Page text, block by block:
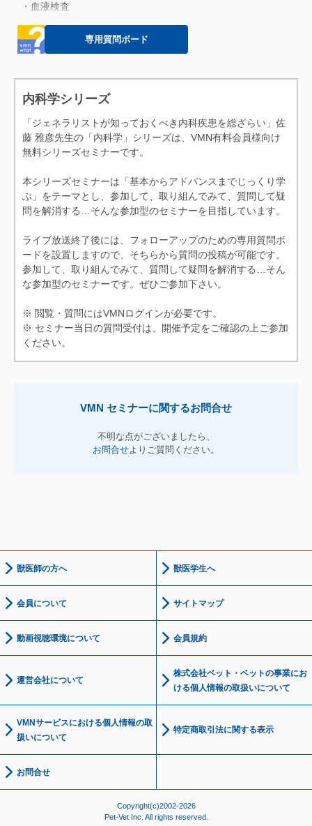
・糸球体腎炎の免疫抑制剤に
・血液検査
・方針
・第28病日
・質疑応答
専用質問ボード
内科学シリーズ
「ジェネラリストが知っておくべき内科疾患を総ざらい」佐
藤 雅彦先生の「内科学」シリーズは、VMN有料会員様向け
無料シリーズセミナーです。
本シリーズセミナーは「基本からアドバンスまでじっくり学
ぶ」をテーマとし、参加して、取り組んでみて、質問して疑
問を解消する…そんな参加型のセミナーを目指しています。
ライブ放送終了後には、フォローアップのための専用質問ボ
ードを設置しますので、そちらから質問の投稿が可能です。
参加して、取り組んでみて、質問して疑問を解消する…そん
な参加型のセミナーです。ぜひご参加下さい。
※ 閲覧・質問にはVMNログインが必要です。
※ セミナー当日の質問受付は、開催予定をご確認の上ご参加
ください。
VMN セミナーに関するお問合せ
不明な点がございましたら、
お問合せよりご質問ください。
獣医師の方へ 獣医学生へ
会員について サイトマップ
動画視聴環境について 会員規約
運営会社について
株式会社ペット・ベットの事業にお
ける個人情報の取扱いについて
VMNサービスにおける個人情報の取
扱いについて
特定商取引法に関する表示
お問合せ
Copyright(c)2002-2026
Pet-Vet Inc. All rights reserved.